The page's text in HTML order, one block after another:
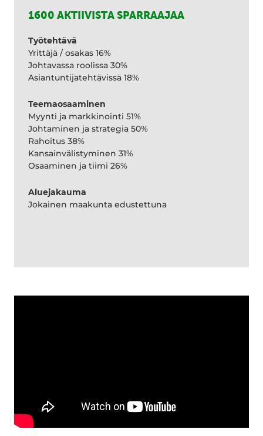
1600 AKTIIVISTA SPARRAAJAA
Työtehtävä
Yrittäjä / osakas 16%
Johtavassa roolissa 30%
Asiantuntijatehtävissä 18%
Teemaosaaminen
Myynti ja markkinointi 51%
Johtaminen ja strategia 50%
Rahoitus 38%
Kansainvälistyminen 31%
Osaaminen ja tiimi 26%
Aluejakauma
Jokainen maakunta edustettuna